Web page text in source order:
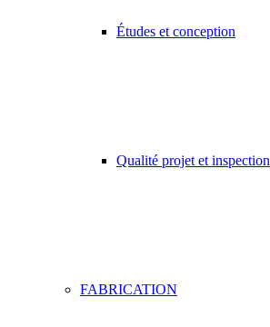
Études et conception
Qualité projet et inspection
FABRICATION